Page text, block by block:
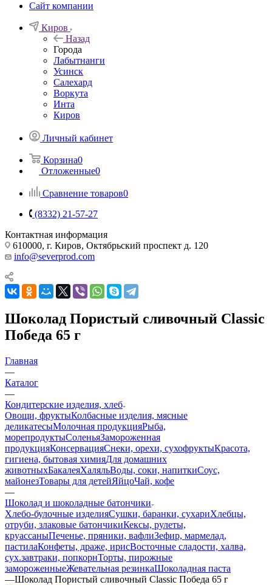
Сайт компании
Киров
Назад
Города
Лабытнанги
Усинск
Салехард
Воркута
Инта
Киров
Личный кабинет
Корзина0
Отложенные0
Сравнение товаров0
(8332) 21-57-27
Контактная информация
610000, г. Киров, Октябрьский проспект д. 120
info@severprod.com
Шоколад Пористый сливочный Classic
Победа 65 г
Главная
—
Каталог
—
Кондитерские изделия, хлеб
Овощи, фруктыКолбасные изделия, мясные
деликатесыМолочная продукцияРыба,
морепродуктыСоленьяЗамороженная
продукцияКонсервацияСнеки, орехи, сухофруктыКрасота,
гигиена, бытовая химияДля домашних
животныхБакалеяХаляльВоды, соки, напиткиСоус,
майонезТовары для детейЯйцоЧай, кофе
—
Шоколад и шоколадные батончики
Хлебо-булочные изделияСушки, баранки, сухариХлебцы,
отруби, злаковые батончикиКексы, рулеты,
круассаныПеченье, пряники, вафлиЗефир, мармелад,
пастилаКонфеты, драже, ирисВосточные сладости, халва,
сух.завтраки, попкорнТорты, пирожные
замороженныеЖевательная резинкаШоколадная паста
—Шоколад Пористый сливочный Classic Победа 65 г